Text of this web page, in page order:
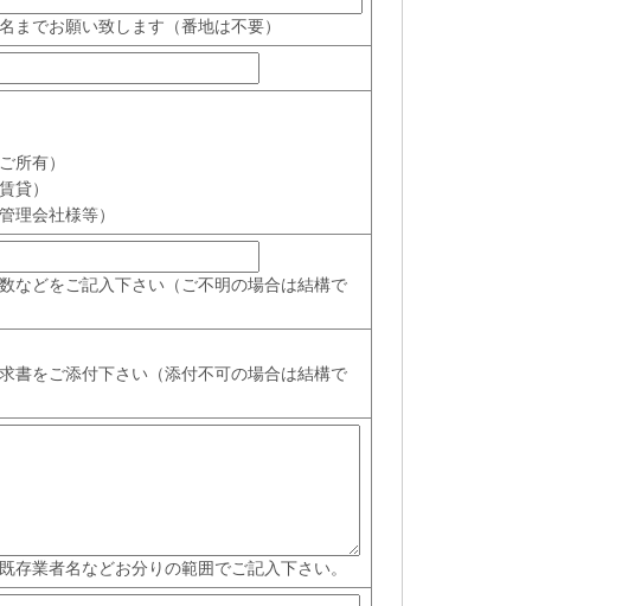
でお願い致します（番地は不要）
所有）
貸）
理会社様等）
などをご記入下さい（ご不明の場合は結構で
書をご添付下さい（添付不可の場合は結構で
業者名などお分りの範囲でご記入下さい。